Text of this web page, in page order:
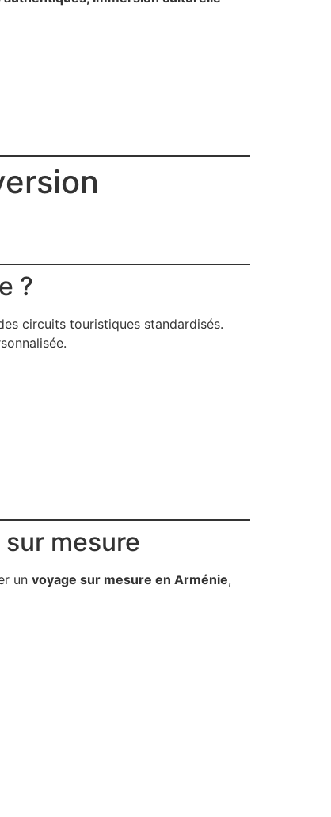
?
circuits touristiques standardisés.
sur mesure
un voyage sur mesure en Arménie,